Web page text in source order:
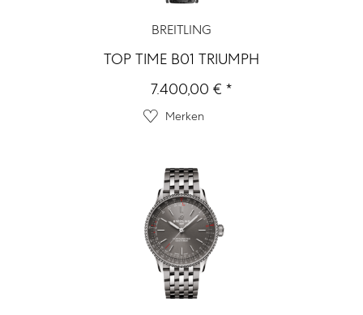
BREITLING
TOP TIME B01 TRIUMPH
7.400,00 € *
Merken